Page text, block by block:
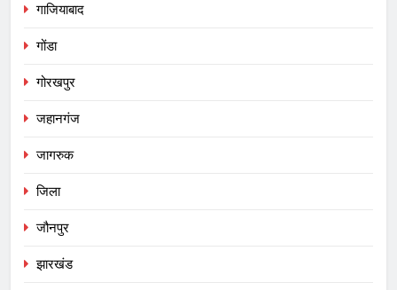
गाजियाबाद
गोंडा
गोरखपुर
जहानगंज
जागरुक
जिला
जौनपुर
झारखंड